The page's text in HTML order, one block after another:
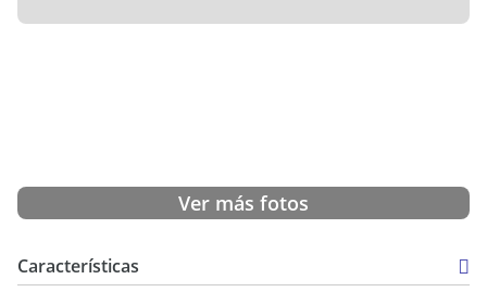
Ver más fotos
Características